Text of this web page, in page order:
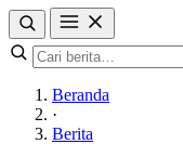
Beranda
·
Berita